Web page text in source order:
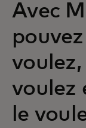
Avec
voulez
le